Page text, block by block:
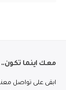
معك اينما تكون..
ابقى على تواصل